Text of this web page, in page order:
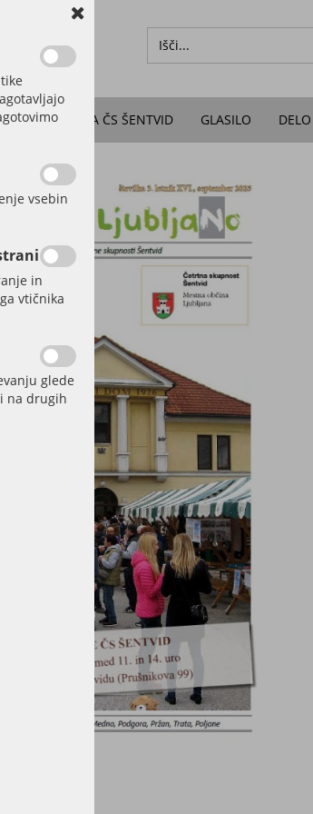
SEJE SVETA ČS ŠENTVID GLASILO
vsebin
in
vtičnika
glede
na drugih